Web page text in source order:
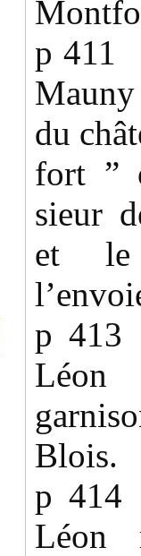
p 411
du
fort ”
sieur
et le
p
Blois.
p
Léon